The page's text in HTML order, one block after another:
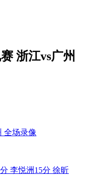
浙江vs广州
全场录像
李悦洲15分 徐昕